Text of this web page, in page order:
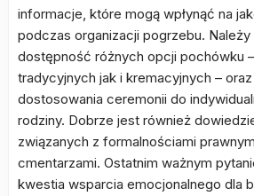
informacje, które mogą wpłynąć na
podczas organizacji pogrzebu.
dostępność różnych opcji pochówku
tradycyjnych jak i kremacyjnych –
dostosowania ceremonii do
rodziny. Dobrze jest również
związanych z formalnościami
cmentarzami. Ostatnim ważnym
kwestia wsparcia emocjonalnego dla